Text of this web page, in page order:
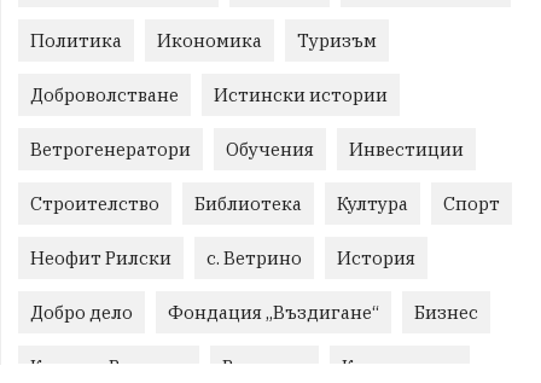
Политика Икономика Туризъм
Доброволстване Истински истории
Ветрогенератори Обучения Инвестиции
Строителство Библиотека Култура Спорт
Неофит Рилски с. Ветрино История
Добро дело Фондация „Въздигане“ Бизнес
Красиво Ветрино Развитие Криминално